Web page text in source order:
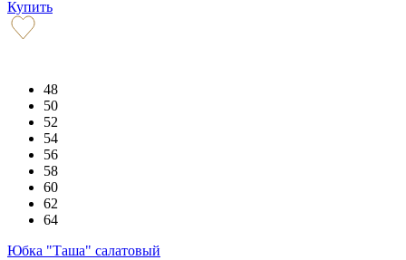
Купить
48
50
52
54
56
58
60
62
64
Юбка "Таша" салатовый